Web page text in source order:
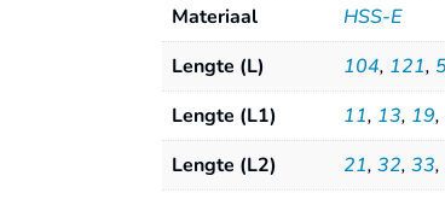
Materiaal
HSS-E
Lengte (L)
104, 121,
Lengte (L1)
11, 13, 19,
Lengte (L2)
21,32,33,